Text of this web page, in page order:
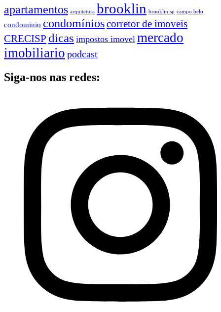
apartamentos arquitetura brooklin brooklin sp campo belo
condominio condomínioscorretor de imoveis
CRECISP dicas impostos imovel mercado
imobiliario podcast
Siga-nos nas redes: